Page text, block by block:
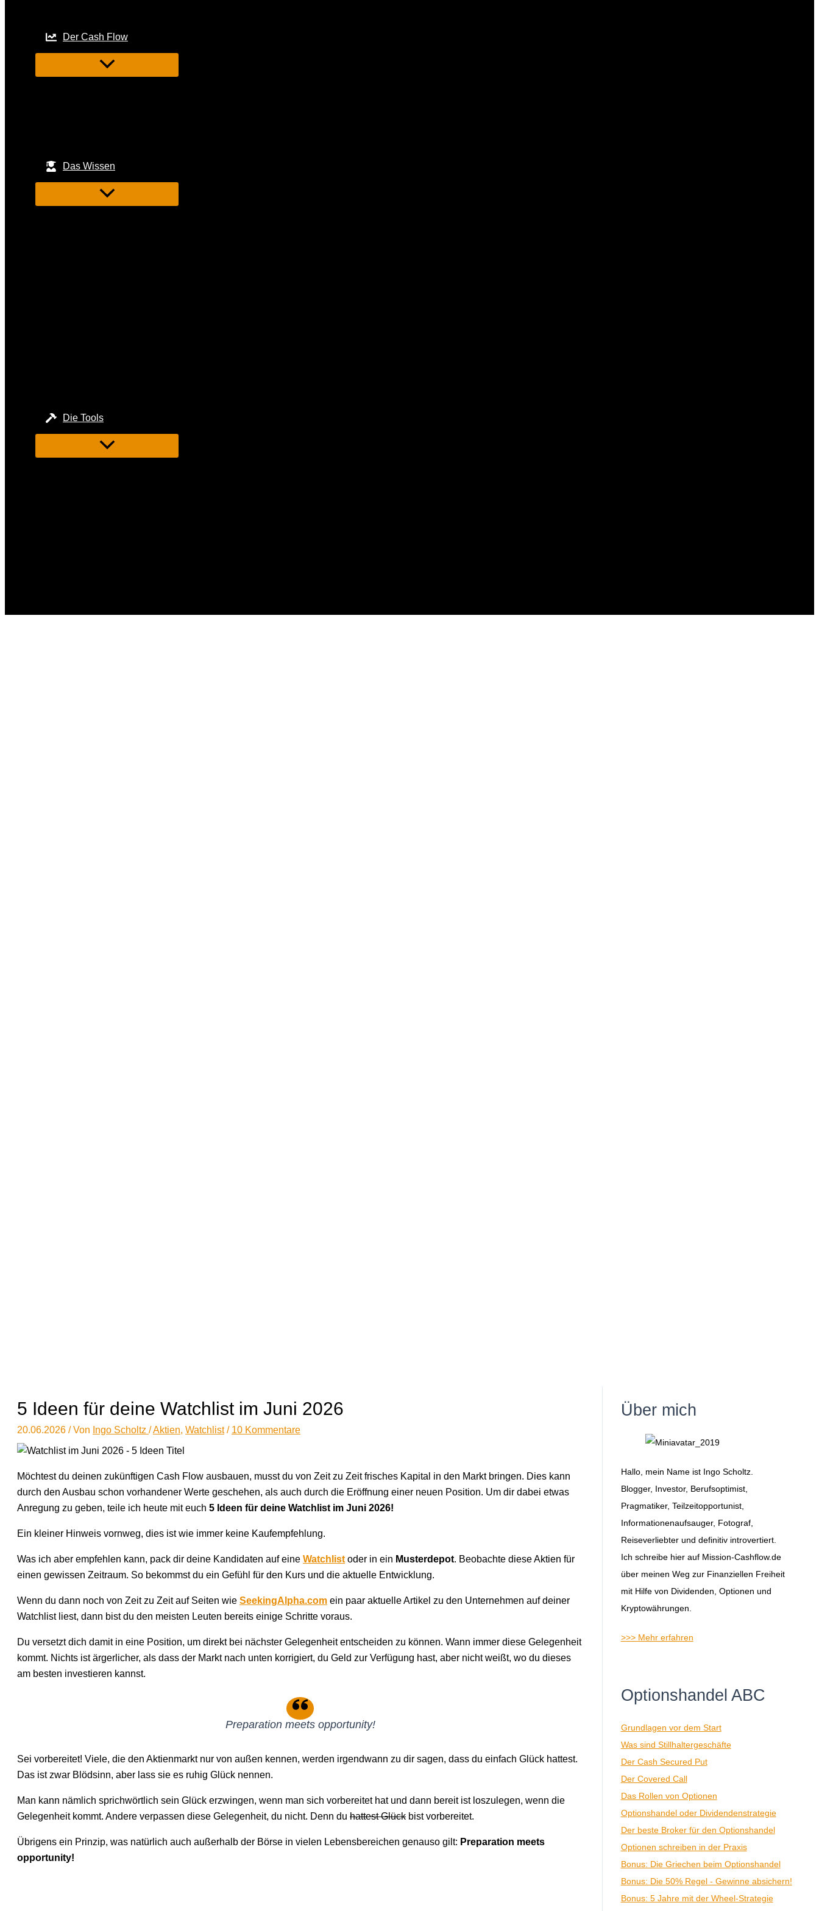
Der Cash Flow
Das Wissen
Die Tools
5 Ideen für deine Watchlist im Juni 2026
20.06.2026 / Von Ingo Scholtz /Aktien, Watchlist/ 10 Kommentare
Möchtest du deinen zukünftigen Cash Flow ausbauen, musst du von Zeit zu Zeit frisches Kapital in den Markt bringen. Dies kann
durch den Ausbau schon vorhandener Werte geschehen, als auch durch die Eröffnung einer neuen Position. Um dir dabei etwas
Anregung zu geben, teile ich heute mit euch 5 Ideen für deine Watchlist im Juni 2026!
Ein kleiner Hinweis vornweg, dies ist wie immer keine Kaufempfehlung.
Was ich aber empfehlen kann, pack dir deine Kandidaten auf eine Watchlistoder in ein Musterdepot. Beobachte diese Aktien für
einen gewissen Zeitraum. So bekommst du ein Gefühl für den Kurs und die aktuelle Entwicklung.
Wenn du dann noch von Zeit zu Zeit auf Seiten wie SeekingAlpha.com ein paar aktuelle Artikel zu den Unternehmen auf deiner
Watchlist liest, dann bist du den meisten Leuten bereits einige Schritte voraus.
Du versetzt dich damit in eine Position, um direkt bei nächster Gelegenheit entscheiden zu können. Wann immer diese Gelegenheit
kommt. Nichts ist ärgerlicher, als dass der Markt nach unten korrigiert, du Geld zur Verfügung hast, aber nicht weißt, wo du dieses
am besten investieren kannst.
Preparation meets opportunity!
Sei vorbereitet! Viele, die den Aktienmarkt nur von außen kennen, werden irgendwann zu dir sagen, dass du einfach Glück hattest.
Das ist zwar Blödsinn, aber lass sie es ruhig Glück nennen.
Man kann nämlich sprichwörtlich sein Glück erzwingen, wenn man sich vorbereitet hat und dann bereit ist loszulegen, wenn die
Gelegenheit kommt. Andere verpassen diese Gelegenheit, du nicht. Denn du hattest Glück bist vorbereitet.
Übrigens ein Prinzip, was natürlich auch außerhalb der Börse in vielen Lebensbereichen genauso gilt: Preparation meets
opportunity!
Über mich
Hallo, mein Name ist Ingo Scholtz.
Blogger, Investor, Berufsoptimist,
Pragmatiker, Teilzeitopportunist,
Informationenaufsauger, Fotograf,
Reiseverliebter und definitiv introvertiert.
Ich schreibe hier auf Mission-Cashflow.de
über meinen Weg zur Finanziellen Freiheit
mit Hilfe von Dividenden, Optionen und
Kryptowährungen.
>>> Mehr erfahren
Optionshandel ABC
Grundlagen vor dem Start
Was sind Stillhaltergeschäfte
Der Cash Secured Put
Der Covered Call
Das Rollen von Optionen
Optionshandel oder Dividendenstrategie
Der beste Broker für den Optionshandel
Optionen schreiben in der Praxis
Bonus: Die Griechen beim Optionshandel
Bonus: Die 50% Regel - Gewinne absichern!
Bonus: 5 Jahre mit der Wheel-Strategie